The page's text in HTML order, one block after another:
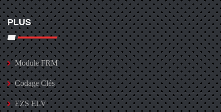
PLUS
Module FRM
Codage Clés
EZS ELV